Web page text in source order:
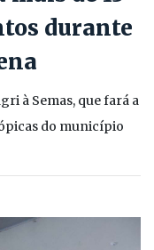
durante
à Semas, que fará a
do município